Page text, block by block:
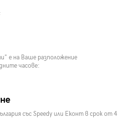
е на Ваше разположение
часове:
със Speedy или Еконт в срок от 4